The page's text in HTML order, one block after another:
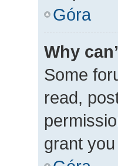
Góra
Why
Some
read,
grant